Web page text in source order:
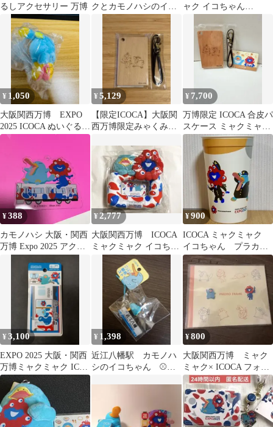
るしアクセサリー 万博 クとカモノハシのイコ
ちゃん ぬいぐるみ
ャク イコちゃん
¥ 1,050
大阪関西万博 EXPO
2025 ICOCA ぬいぐるみ
ボールチェーン付き
¥5,129
【限定ICOCA】大阪関
西万博限定みゃくみゃ
¥ 7,700
万博限定 ICOCA 合皮パ
スケース ミャクミャク
イコちゃん セット販売
¥388
カモノハシ 大阪・関西
万博 Expo 2025 アクリ
¥2,777
大阪関西万博 ICOCA
ミャクミャク イコちゃ
¥900
ICOCA ミャクミャク
イコちゃん プラカッ
プ カップ 万博 関
西万博
¥3,100
EXPO 2025 大阪・関西
万博ミャクミャク ICカ
ードパスケース
¥ 1,398
近江八幡駅 カモノハ
シのイコちゃん ⚾八
¥800
大阪関西万博 ミャク
ミャク× ICOCA フォト
フレーム